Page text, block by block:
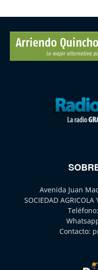
Avenida Juan
SOCIEDAD AGRICOLA
Teléfono:
Contacto: